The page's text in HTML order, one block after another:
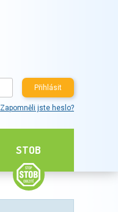
Přihlásit
Zapomněli jste heslo?
STOB